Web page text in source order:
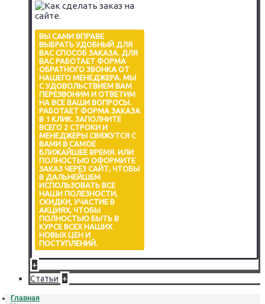
ВЫ САМИ ВПРАВЕ
ВЫБРАТЬ УДОБНЫЙ ДЛЯ
ВАС СПОСОБ ЗАКАЗА. ДЛЯ
ВАС РАБОТАЕТ ФОРМА
ОБРАТНОГО ЗВОНКА ОТ
НАШЕГО МЕНЕДЖЕРА. МЫ
С УДОВОЛЬСТВИЕМ ВАМ
ПЕРЕЗВОНИМ И ОТВЕТИМ
НА ВСЕ ВАШИ ВОПРОСЫ.
РАБОТАЕТ ФОРМА ЗАКАЗА
В 1 КЛИК. ЗАПОЛНИТЕ
ВСЕГО 2 СТРОКИ И
МЕНЕДЖЕРЫ СВЯЖУТСЯ С
ВАМИ В САМОЕ
БЛИЖАЙШЕЕ ВРЕМЯ. ИЛИ
ПОЛНОСТЬЮ ОФОРМИТЕ
ЗАКАЗ ЧЕРЕЗ САЙТ, ЧТОБЫ
В ДАЛЬНЕЙШЕМ
ИСПОЛЬЗОВАТЬ ВСЕ
НАШИ ПОЛЕЗНОСТИ,
СКИДКИ, УЧАСТИЕ В
АКЦИЯХ, ЧТОБЫ
ПОЛНОСТЬЮ БЫТЬ В
КУРСЕ ВСЕХ НАШИХ
НОВЫХ ЦЕН И
ПОСТУПЛЕНИЙ.
+
Статьи +
Главная